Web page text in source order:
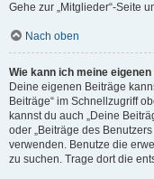
Gehe zur „Mitglieder“-Seite
Nach oben
Wie kann ich meine
Deine eigenen Beiträge
Beiträge“ im Schnellzugriff
kannst du auch „Deine
oder „Beiträge des
verwenden. Benutze die
zu suchen. Trage dort die